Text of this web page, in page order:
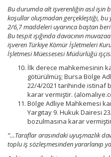
Bu durumda alt işverenliğin asıl işin
koşullar oluşmadan gerçekleştiği, bu
2/6,7 maddeleri uyarınca baştan
Bu tespit ışığında davacının
işveren Türkiye Kömür İşletmeleri
İşletmesi Müessesesi Müdürlüğü
İlk derece mahkemesinin
götürülmüş; Bursa Bölge
22/4/2021 tarihinde istinaf
karar vermiştir.
Bölge Adliye Mahkemesi
Yargıtay 9. Hukuk Dairesi
bozulmasına karar
“…Taraflar arasındaki uyuşmazlık
toplu iş sözleşmesinden yararlanıp